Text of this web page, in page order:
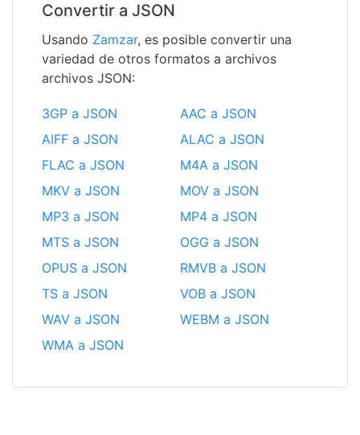
Convertir a JSON
Usando Zamzar, es posible convertir una
variedad de otros formatos a archivos
archivos JSON:
3GP a JSON
AAC a JSON
AIFF a JSON
ALAC a JSON
FLAC a JSON
M4A a JSON
MKV a JSON
MOV a JSON
MP3 a JSON
MP4 a JSON
MTS a JSON
OGG a JSON
OPUS a JSON
RMVB a JSON
TS a JSON
VOB a JSON
WAV a JSON
WEBM a JSON
WMA a JSON